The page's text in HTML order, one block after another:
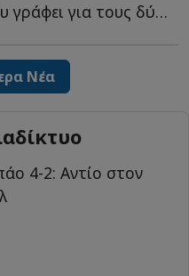
Ο Βαγγέλης Αρναούτογλου γράφει για τους δύο ξεκάθαρους σ...
Νέα